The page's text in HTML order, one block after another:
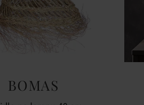
BOMAS